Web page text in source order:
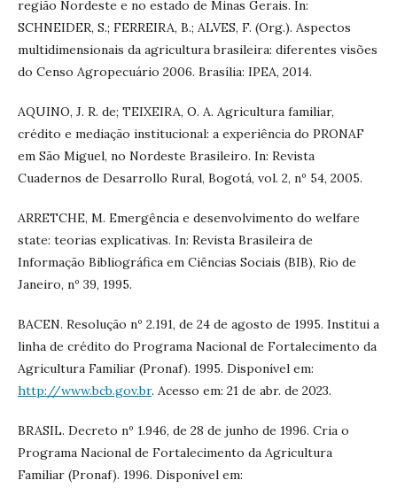
região Nordeste e no estado de Minas Gerais. In:
SCHNEIDER, S.; FERREIRA, B.; ALVES, F. (Org.). Aspectos
multidimensionais da agricultura brasileira: diferentes visões
do Censo Agropecuário 2006. Brasília: IPEA, 2014.
AQUINO, J. R. de; TEIXEIRA, O. A. Agricultura familiar,
crédito e mediação institucional: a experiência do PRONAF
em São Miguel, no Nordeste Brasileiro. In: Revista
Cuadernos de Desarrollo Rural, Bogotá, vol. 2, nº 54, 2005.
ARRETCHE, M. Emergência e desenvolvimento do welfare
state: teorias explicativas. In: Revista Brasileira de
Informação Bibliográfica em Ciências Sociais (BIB), Rio de
Janeiro, nº 39, 1995.
BACEN. Resolução nº 2.191, de 24 de agosto de 1995. Institui a
linha de crédito do Programa Nacional de Fortalecimento da
Agricultura Familiar (Pronaf). 1995. Disponível em:
http://www.bcb.gov.br. Acesso em: 21 de abr. de 2023.
BRASIL. Decreto nº 1.946, de 28 de junho de 1996. Cria o
Programa Nacional de Fortalecimento da Agricultura
Familiar (Pronaf). 1996. Disponível em: